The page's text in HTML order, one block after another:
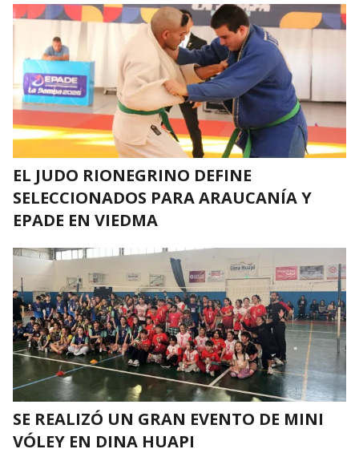
EL JUDO RIONEGRINO DEFINE
SELECCIONADOS PARA ARAUCANÍA Y
EPADE EN VIEDMA
SE REALIZÓ UN GRAN EVENTO DE MINI
VÓLEY EN DINA HUAPI